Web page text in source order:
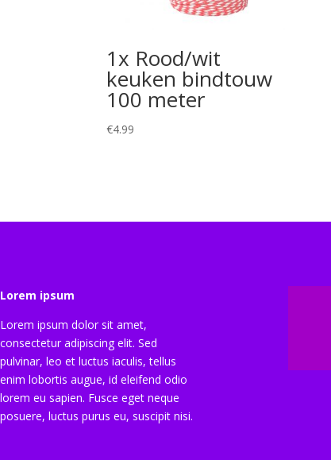
1x Rood/wit
keuken bindtouw
100 meter
€4.99
Lorem ipsum
Lorem ipsum dolor sit amet,
consectetur adipiscing elit. Sed
pulvinar, leo et luctus iaculis, tellus
enim lobortis augue, id eleifend odio
lorem eu sapien. Fusce eget neque
posuere, luctus purus eu, suscipit nisi.